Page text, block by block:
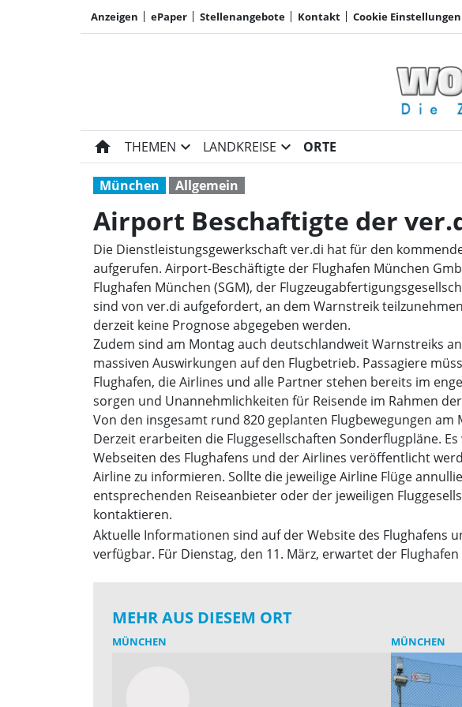
Anzeigen ePaper Stellenangebote Kontakt Cookie Einstellungen
home THEMEN expand_more LANDKREISE expand_more ORTE
München Allgemein
Airport Beschaftigte der
Die Dienstleistungsgewerkschaft ver.di hat für den
aufgerufen. Airport-Beschäftigte der Flughafen München
Flughafen München (SGM), der
sind von ver.di aufgefordert, an dem Warnstreik
derzeit keine Prognose abgegeben werden.
Zudem sind am Montag auch deutschlandweit Warnstreiks
massiven Auswirkungen auf den Flugbetrieb. Passagiere
Flughafen, die Airlines und alle Partner stehen bereits im
sorgen und Unannehmlichkeiten für Reisende im Rahmen
Von den insgesamt rund 820 geplanten Flugbewegungen
Derzeit erarbeiten die Fluggesellschaften Sonderflugpläne.
Webseiten des Flughafens und der Airlines veröffentlicht
Airline zu informieren. Sollte die jeweilige Airline Flüge
entsprechenden Reiseanbieter oder der jeweiligen
kontaktieren.
Aktuelle Informationen sind auf der Website des Flughafens
verfügbar. Für Dienstag, den 11. März, erwartet der
MEHR AUS DIESEM ORT
MÜNCHEN MÜNCHEN